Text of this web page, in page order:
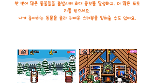
한 번에 많은 동물들을 출발시켜 최대 콤보를 달성하고, 더 많은 도토
리를 받으세요.
내가 좋아하는 동물을 골라 귀여운 스키복을 입혀줄 수도 있어요.